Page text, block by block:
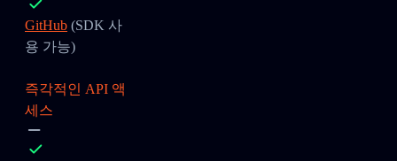
GitHub (SDK 사
용 가능)
즉각적인 API 액
세스